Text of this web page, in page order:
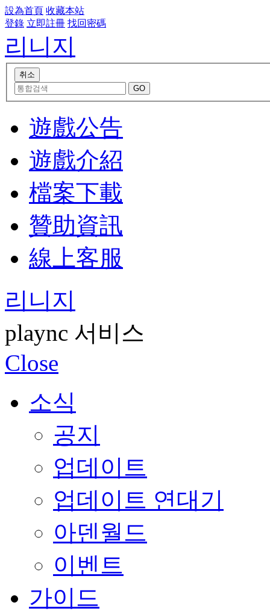
設為首頁 收藏本站
登錄 立即註冊 找回密碼
리니지
遊戲公告
遊戲介紹
檔案下載
贊助資訊
線上客服
리니지
plaync 서비스
Close
소식
공지
업데이트
업데이트 연대기
아덴월드
이벤트
가이드